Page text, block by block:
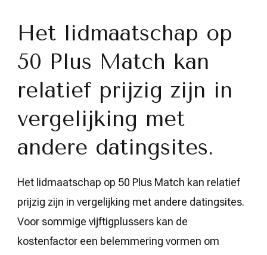
Het lidmaatschap op
50 Plus Match kan
relatief prijzig zijn in
vergelijking met
andere datingsites.
Het lidmaatschap op 50 Plus Match kan relatief
prijzig zijn in vergelijking met andere datingsites.
Voor sommige vijftigplussers kan de
kostenfactor een belemmering vormen om